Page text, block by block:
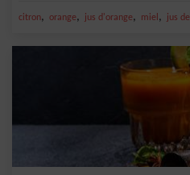
citron, orange, jus d'orange, miel , jus